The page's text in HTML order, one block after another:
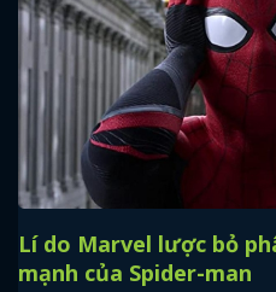
Lí do Marvel lược bỏ
mạnh của Spider-man